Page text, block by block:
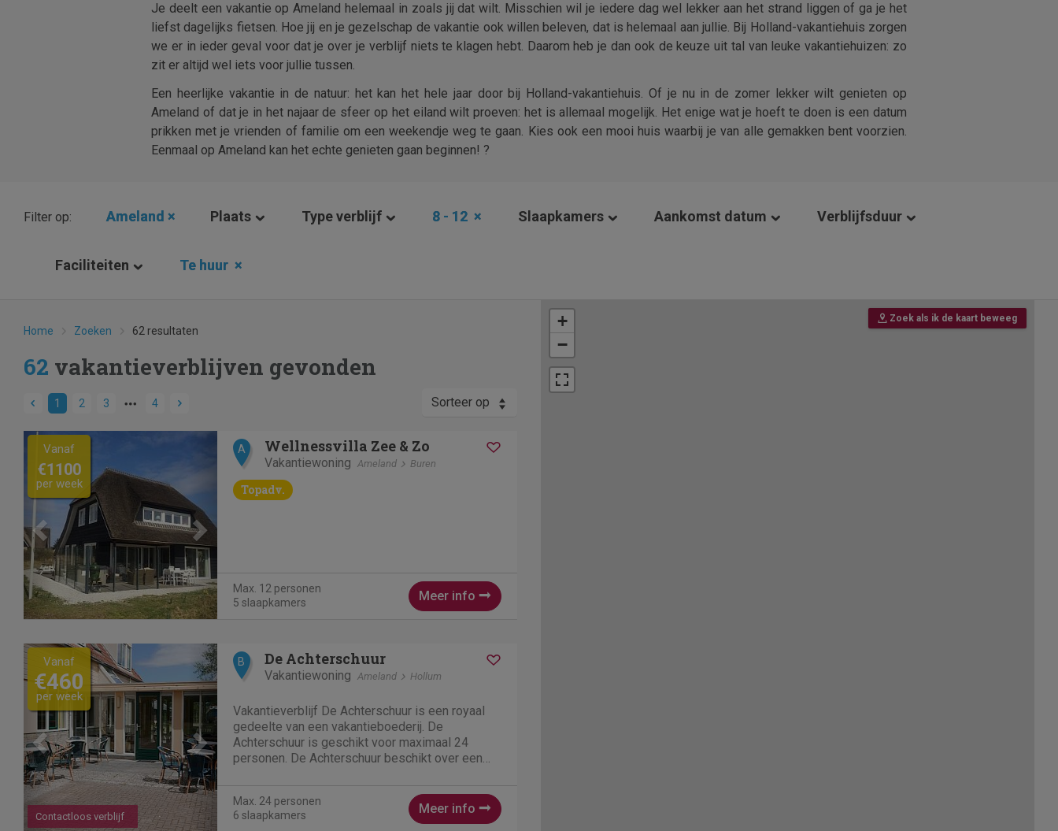
Je deelt een vakantie op Ameland helemaal in zoals jij dat wilt. Misschien wil je iedere dag wel lekker aan het strand liggen of ga je het
liefst dagelijks fietsen. Hoe jij en je gezelschap de vakantie ook willen beleven, dat is helemaal aan jullie. Bij Holland-vakantiehuis zorgen
we er in ieder geval voor dat je over je verblijf niets te klagen hebt. Daarom heb je dan ook de keuze uit tal van leuke vakantiehuizen: zo
zit er altijd wel iets voor jullie tussen.
Een heerlijke vakantie in de natuur: het kan het hele jaar door bij Holland-vakantiehuis. Of je nu in de zomer lekker wilt genieten op
Ameland of dat je in het najaar de sfeer op het eiland wilt proeven: het is allemaal mogelijk. Het enige wat je hoeft te doen is een datum
prikken met je vrienden of familie om een weekendje weg te gaan. Kies ook een mooi huis waarbij je van alle gemakken bent voorzien.
Eenmaal op Ameland kan het echte genieten gaan beginnen! ?
Filter op: Ameland × Plaats Type verblijf 8 - 12 × Slaapkamers Aankomst datum Verblijfsduur
Faciliteiten Te huur ×
Home Zoeken 62 resultaten
62 vakantieverblijven gevonden
1 2 3 4 Sorteer op
Previous Next
Vanaf
€1100
per week
A Wellnessvilla Zee & Zo
Vakantiewoning Ameland Buren
Topadv.
Max. 12 personen
5 slaapkamers
Meer info
Previous Next
Contactloos verblijf
Vanaf
€460
per week
B De Achterschuur
Vakantiewoning Ameland Hollum
Vakantieverblijf De Achterschuur is een royaal
gedeelte van een vakantieboederij. De
Achterschuur is geschikt voor maximaal 24
personen. De Achterschuur beschikt over een
voldoende ruimte voor grotere...
Max. 24 personen
6 slaapkamers
Meer info
+
−
Zoek als ik de kaart beweeg